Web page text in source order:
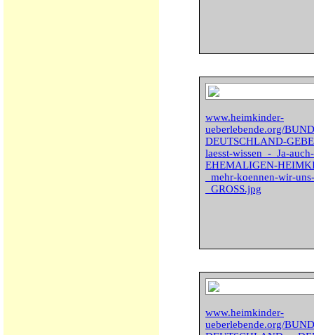
www.heimkinder-
ueberlebende.org/
DEUTSCHLAND-
laesst-wissen_-_Ja-
EHEMALIGEN-
_mehr-koennen-wir-
_GROSS.jpg
www.heimkinder-
ueberlebende.org/